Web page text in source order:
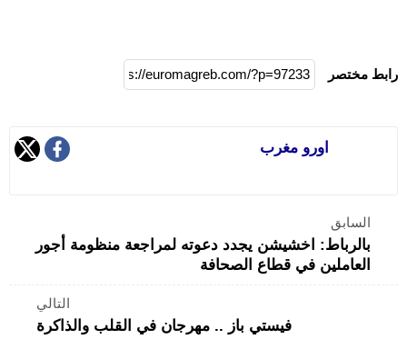
رابط مختصر
اورو مغرب
السابق
بالرباط: اخشيشن يجدد دعوته لمراجعة منظومة أجور
العاملين في قطاع الصحافة
التالي
فيستي باز .. مهرجان في القلب والذاكرة